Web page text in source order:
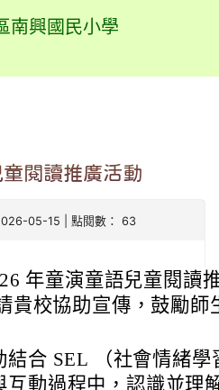
南興國民小學
閱讀推廣活動
05-15 | 點閱數： 63
年童演童語兒童閱讀
貴校協助宣傳，鼓勵
結合 SEL （社會情緒
互動過程中，認識並理